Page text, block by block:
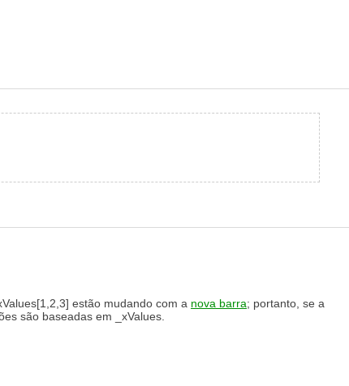
[1,2,3] estão mudando com a nova barra; portanto, se a
são baseadas em _xValues